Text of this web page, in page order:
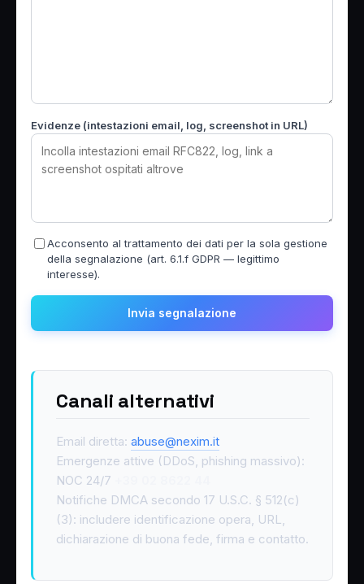
Evidenze (intestazioni email, log, screenshot in URL)
Acconsento al trattamento dei dati per la sola gestione
della segnalazione (art. 6.1.f GDPR — legittimo
interesse).
Invia segnalazione
Canali alternativi
Email diretta: abuse@nexim.it
Emergenze attive (DDoS, phishing massivo):
NOC 24/7
Notifiche DMCA secondo 17 U.S.C. § 512(c)
(3): includere identificazione opera, URL,
dichiarazione di buona fede, firma e contatto.